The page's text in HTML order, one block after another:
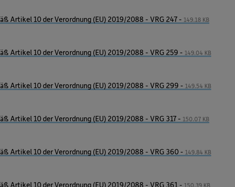
Artikel 10 der Verordnung (EU) 2019/2088 - VRG 247 - 149.18 KB
Artikel 10 der Verordnung (EU) 2019/2088 - VRG 259 - 149.04 KB
Artikel 10 der Verordnung (EU) 2019/2088 - VRG 299 - 149.54 KB
Artikel 10 der Verordnung (EU) 2019/2088 - VRG 317 - 150.07 KB
Artikel 10 der Verordnung (EU) 2019/2088 - VRG 360 - 149.84 KB
Artikel 10 der Verordnung (EU) 2019/2088 - VRG 361 - 150.39 KB